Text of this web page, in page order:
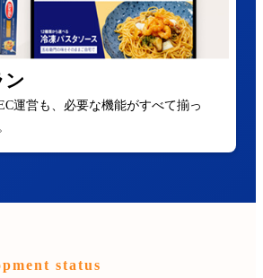
ン
運営も、必要な機能がすべて揃っ
status